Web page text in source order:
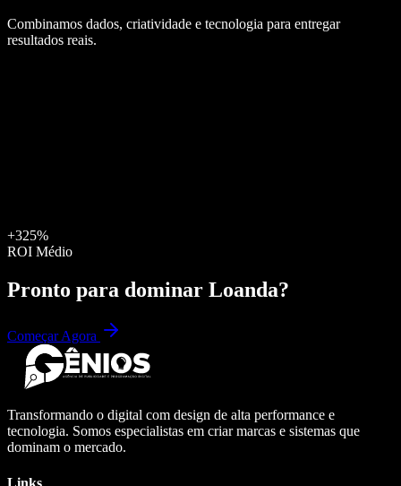
Combinamos dados, criatividade e tecnologia para entregar
resultados reais.
+325%
ROI Médio
Pronto para dominar Loanda?
Começar Agora
Transformando o digital com design de alta performance e
tecnologia. Somos especialistas em criar marcas e sistemas que
dominam o mercado.
Links